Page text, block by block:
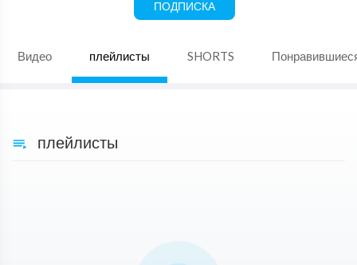
ПОДПИСКА
Видео плейлисты SHORTS
плейлисты